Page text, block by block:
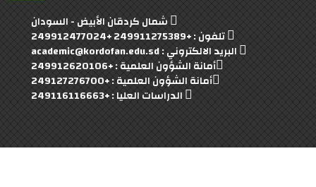
شمال كردقان الأبيض - السودان
تلفون : +249911275389 +249912477024
البريد الالكتروني : academic@kordofan.edu.sd
أمانة الشؤون العلمية : +249912620106
أمانة الشؤون العلمية : +249127276700
الدراسات العليا : +249116116663